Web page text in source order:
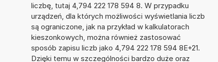
liczbę, tutaj 4,794 222 178 594 8. W przypadku
urządzeń, dla których możliwości wyświetlania liczb
są ograniczone, jak na przykład w kalkulatorach
kieszonkowych, można również zastosować
sposób zapisu liczb jako 4,794 222 178 594 8E+21.
Dzięki temu w szczególności bardzo duże oraz